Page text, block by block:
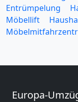
Entrümpelung
Möbellift
Europa-